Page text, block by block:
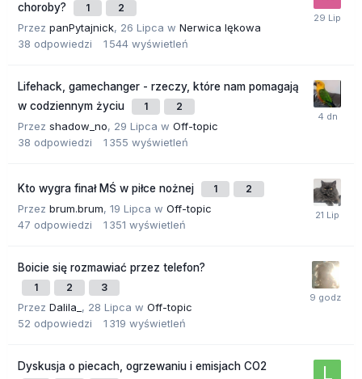
choroby?
1 2
Przez panPytajnick, 26 Lipca w Nerwica lękowa
38 odpowiedzi 1 544 wyświetleń
Lifehack, gamechanger - rzeczy, które nam pomagają
w codziennym życiu
1 2
Przez shadow_no, 29 Lipca w Off-topic
38 odpowiedzi 1 355 wyświetleń
Kto wygra finał MŚ w piłce nożnej 1 2
Przez brum.brum, 19 Lipca w Off-topic
47 odpowiedzi 1 351 wyświetleń
Boicie się rozmawiać przez telefon?
1 2 3
Przez Dalila_ , 28 Lipca w Off-topic
52 odpowiedzi 1 319 wyświetleń
Dyskusja o piecach, ogrzewaniu i emisjach CO2